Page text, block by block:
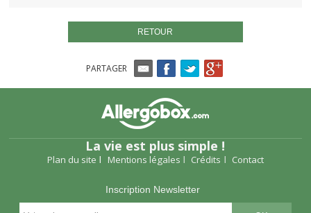
RETOUR
PARTAGER
La vie est plus simple !
Plan du site Mentions légales Crédits Contact
Inscription Newsletter